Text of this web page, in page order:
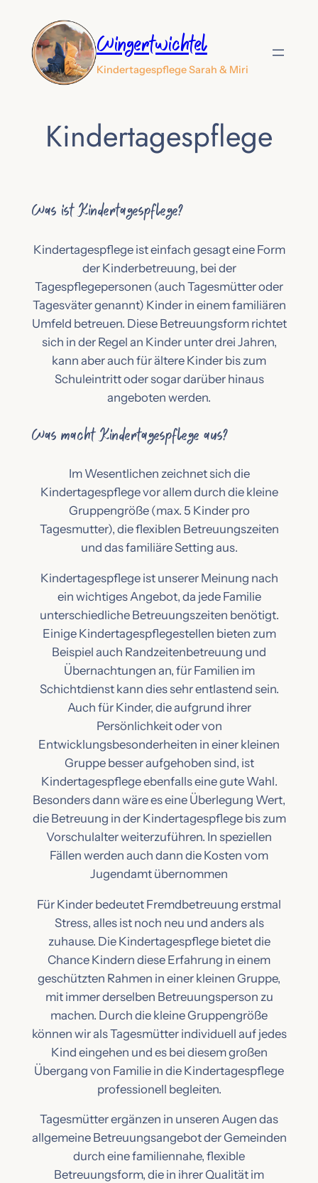
springen
Wingertwichtel
Kindertagespflege Sarah & Miri
Kindertagespflege
Was ist Kindertagespflege?
Kindertagespflege ist einfach gesagt eine Form
der Kinderbetreuung, bei der
Tagespflegepersonen (auch Tagesmütter oder
Tagesväter genannt) Kinder in einem familiären
Umfeld betreuen. Diese Betreuungsform richtet
sich in der Regel an Kinder unter drei Jahren,
kann aber auch für ältere Kinder bis zum
Schuleintritt oder sogar darüber hinaus
angeboten werden.
Was macht Kindertagespflege aus?
Im Wesentlichen zeichnet sich die
Kindertagespflege vor allem durch die kleine
Gruppengröße (max. 5 Kinder pro
Tagesmutter), die flexiblen Betreuungszeiten
und das familiäre Setting aus.
Kindertagespflege ist unserer Meinung nach
ein wichtiges Angebot, da jede Familie
unterschiedliche Betreuungszeiten benötigt.
Einige Kindertagespflegestellen bieten zum
Beispiel auch Randzeitenbetreuung und
Übernachtungen an, für Familien im
Schichtdienst kann dies sehr entlastend sein.
Auch für Kinder, die aufgrund ihrer
Persönlichkeit oder von
Entwicklungsbesonderheiten in einer kleinen
Gruppe besser aufgehoben sind, ist
Kindertagespflege ebenfalls eine gute Wahl.
Besonders dann wäre es eine Überlegung Wert,
die Betreuung in der Kindertagespflege bis zum
Vorschulalter weiterzuführen. In speziellen
Fällen werden auch dann die Kosten vom
Jugendamt übernommen
Für Kinder bedeutet Fremdbetreuung erstmal
Stress, alles ist noch neu und anders als
zuhause. Die Kindertagespflege bietet die
Chance Kindern diese Erfahrung in einem
geschützten Rahmen in einer kleinen Gruppe,
mit immer derselben Betreuungsperson zu
machen. Durch die kleine Gruppengröße
können wir als Tagesmütter individuell auf jedes
Kind eingehen und es bei diesem großen
Übergang von Familie in die Kindertagespflege
professionell begleiten.
Tagesmütter ergänzen in unseren Augen das
allgemeine Betreuungsangebot der Gemeinden
durch eine familiennahe, flexible
Betreuungsform, die in ihrer Qualität im